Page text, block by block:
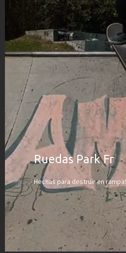
Ruedas Park Fr
Hechas para destruir en rampa!